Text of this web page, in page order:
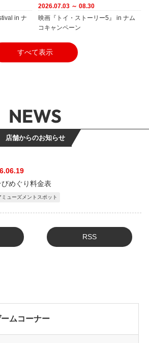
in ナ
2026.07.03 ～ 08.30
映画『トイ・ストーリー5』 in ナム
コキャンペーン
すべて表示
店舗からのお知らせ
NEWS
びめぐり料金表
ミューズメントスポット
RSS
ームコーナー